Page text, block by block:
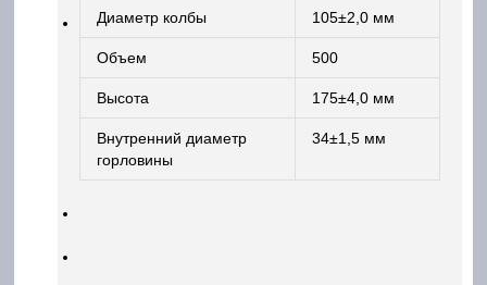
Диаметр колбы 105±2,0 мм
Объем 500
Высота 175±4,0 мм
Внутренний диаметр
горловины
34±1,5 мм